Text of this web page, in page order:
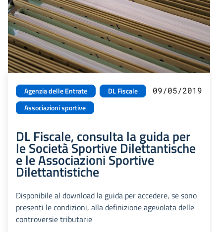
Agenzia delle Entrate
DL Fiscale
Associazioni sportive
09/05/2019
DL Fiscale, consulta la guida per
le Società Sportive Dilettantische
e le Associazioni Sportive
Dilettantistiche
Disponibile al download la guida per accedere, se sono
presenti le condizioni, alla definizione agevolata delle
controversie tributarie